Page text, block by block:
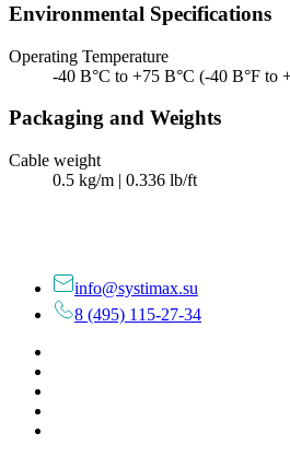
Environmental Specifications
Operating Temperature
-40 В°C to +75 В°C (-40 В°F to
Packaging and Weights
Cable weight
0.5 kg/m | 0.336 lb/ft
info@systimax.su
8 (495) 115-27-34